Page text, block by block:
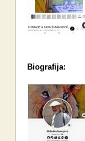
Biografija: